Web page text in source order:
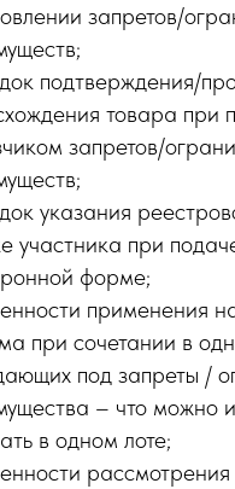
запретов/
подтверждения/
товара при
запретов/
указания
участника при
форме;
применения
при сочетании в
под запреты /
– что можно и
в одном лоте;